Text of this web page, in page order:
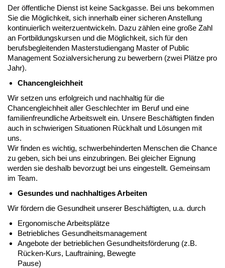
Der öffentliche Dienst ist keine Sackgasse. Bei uns bekommen
Sie die Möglichkeit, sich innerhalb einer sicheren Anstellung
kontinuierlich weiterzuentwickeln. Dazu zählen eine große Zahl
an Fortbildungskursen und die Möglichkeit, sich für den
berufsbegleitenden Masterstudiengang Master of Public
Management Sozialversicherung zu bewerbern (zwei Plätze pro
Jahr).
Chancengleichheit
Wir setzen uns erfolgreich und nachhaltig für die
Chancengleichheit aller Geschlechter im Beruf und eine
familienfreundliche Arbeitswelt ein. Unsere Beschäftigten finden
auch in schwierigen Situationen Rückhalt und Lösungen mit
uns.
Wir finden es wichtig, schwerbehinderten Menschen die Chance
zu geben, sich bei uns einzubringen. Bei gleicher Eignung
werden sie deshalb bevorzugt bei uns eingestellt. Gemeinsam
im Team.
Gesundes und nachhaltiges Arbeiten
Wir fördern die Gesundheit unserer Beschäftigten, u.a. durch
Ergonomische Arbeitsplätze
Betriebliches Gesundheitsmanagement
Angebote der betrieblichen Gesundheitsförderung (z.B.
Rücken-Kurs, Lauftraining, Bewegte
Pause)